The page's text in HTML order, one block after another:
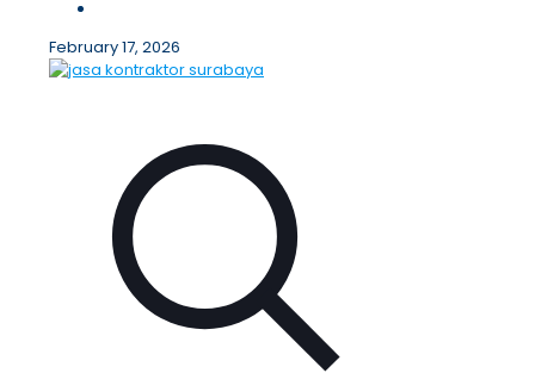
February 17, 2026